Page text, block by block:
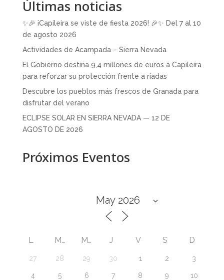
Últimas noticias
✨🎉 ¡Capileira se viste de fiesta 2026! 🎉✨ Del 7 al 10
de agosto 2026
Actividades de Acampada – Sierra Nevada
El Gobierno destina 9,4 millones de euros a Capileira
para reforzar su protección frente a riadas
Descubre los pueblos más frescos de Granada para
disfrutar del verano
ECLIPSE SOLAR EN SIERRA NEVADA — 12 DE
AGOSTO DE 2026
Próximos Eventos
L M M J V S D
27 28 29 30 1 2 3
4 5 6 7 8 9 10